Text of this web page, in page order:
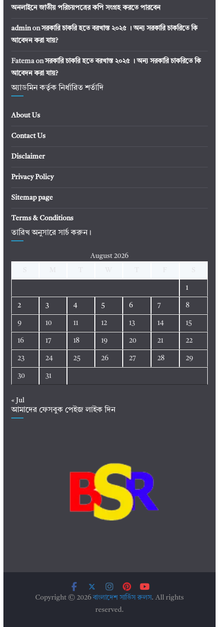
অনলাইনে জাতীয় পরিচয়পত্রের কপি সংগ্রহ করতে পারবেন
adminonসরকারি চাকরি হতে বরখাস্ত ২০২৫ । অন্য সরকারি চাকরিতে কি
আবেদন করা যায়?
Fatemaonসরকারি চাকরি হতে বরখাস্ত ২০২৫ । অন্য সরকারি চাকরিতে কি
আবেদন করা যায়?
অ্যাডমিন কর্তৃক নির্ধারিত শর্তাদি
About Us
Contact Us
Disclaimer
Privacy Policy
Sitemap page
Terms & Conditions
তারিখ অনুসারে সার্চ করুন।
August 2026
1
2 3 4 5 6 7 8
9 10 11 12 13 14 15
16 17 18 19 20 21 22
23 24 25 26 27 28 29
30 31
« Jul
আমাদের ফেসবুক পেইজ লাইক দিন
Copyright © 2026বাংলাদেশ সার্ভিস রুলস. All rights
reserved.